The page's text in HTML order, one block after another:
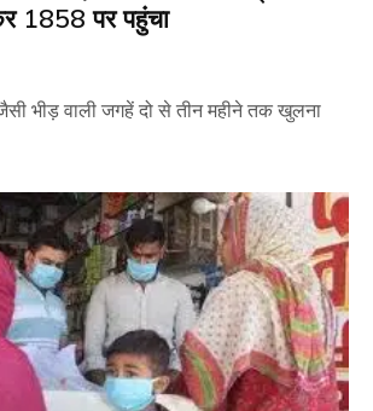
1858 पर पहुंचा
भीड़ वाली जगहें दो से तीन महीने तक खुलना